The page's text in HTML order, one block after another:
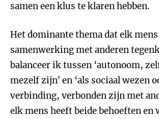
samen een klus te klaren hebben.
Het dominante thema dat elk
samenwerking met anderen
balanceer ik tussen ‘autonoom,
mezelf zijn’ en ‘als sociaal wezen
verbinding, verbonden zijn met
elk mens heeft beide behoeften en